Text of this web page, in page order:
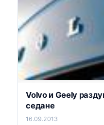
Volvo и Geely
седане
16.09.2013